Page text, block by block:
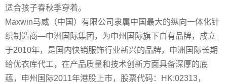
适合孩子春秋季穿着。
Maxwin马威（中国）有限公司隶属中国最大的纵向一体化针
织制造商—申洲国际集团，为申州国际旗下自有品牌，成立
于2010年，是国内快销服饰行业新兴的品牌，申洲国际长期
给优衣库代工，在产品质量和技术创新方面具备深厚的底
蕴，申州国际2011年港股上市，股票代码：HK:02313，